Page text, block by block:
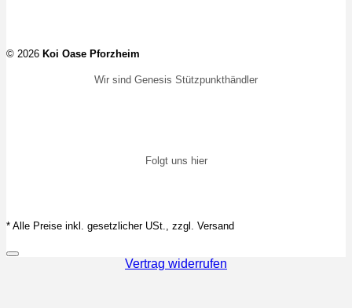
© 2026 Koi Oase Pforzheim
Wir sind Genesis Stützpunkthändler
Folgt uns hier
* Alle Preise inkl. gesetzlicher USt., zzgl. Versand
Vertrag widerrufen